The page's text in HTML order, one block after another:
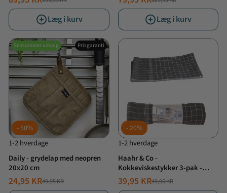
NORMALPRIS
TILBUDSPRIS
Læg i kurv
NORMALPRIS
TILBUDSPRIS
Læg i kurv
Sensommer udsalg Prisgaranti
50%
1-2 hverdage
Daily - grydelap med neopren
20x20 cm
NORMALPRIS
49,95 KR
TILBUDSPRIS
24,95 KR
20%
1-2 hverdage
Haahr & Co -
Kokkeviskestykker 3-pak -
Mørke Grå
NORMALPRIS
49,95 KR
TILBUDSPRIS
39,95 KR